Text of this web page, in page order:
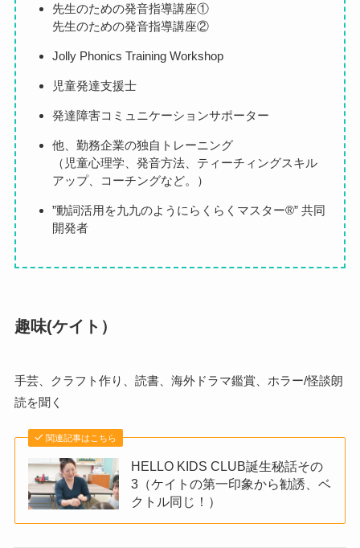
先生のための発音指導講座①
先生のための発音指導講座②
Jolly Phonics Training Workshop
児童発達支援士
発達障害コミュニケーションサポーター
他、勤務企業の独自トレーニング
（児童心理学、発音方法、ティーチィングスキル
アップ、コーチングなど。）
”動詞活用を九九のようにらくらくマスター®️” 共同
開発者
趣味(ケイト）
手芸、クラフト作り、読書、海外ドラマ鑑賞、ホラー/怪談朗
読を聞く
関連記事はこちら
HELLO KIDS CLUB誕生秘話その
3（ケイトの第一印象から勧誘、ベ
クトル同じ！）